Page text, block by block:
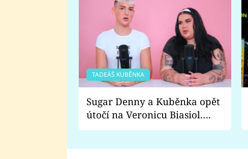
TADEÁŠ KUBĚNKA
Sugar Denny a Kuběnka opět
útočí na Veronicu Biasiol.
Proč je podle nich falešná a